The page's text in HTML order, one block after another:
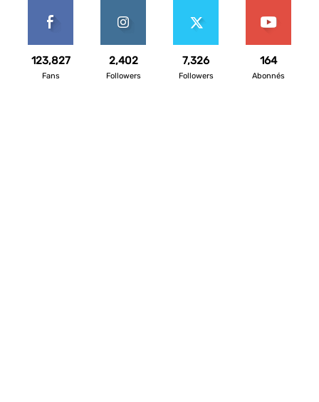
123,827
Fans
2,402
Followers
7,326
Followers
164
Abonnés